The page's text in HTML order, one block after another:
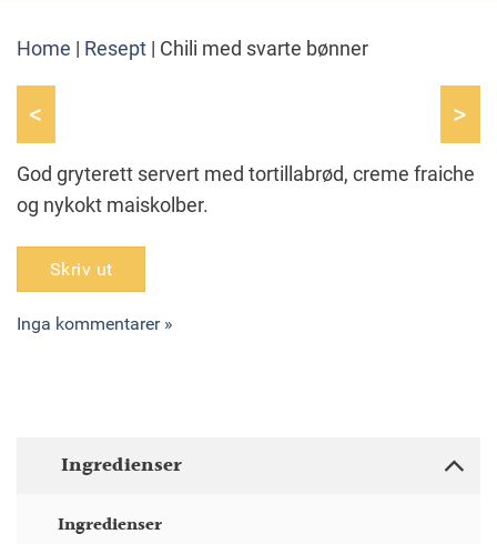
Home Resept Chili med svarte bønner
< >
God gryterett servert med tortillabrød, creme fraiche
og nykokt maiskolber.
Skriv ut
Inga kommentarer »
Ingredienser
Ingredienser